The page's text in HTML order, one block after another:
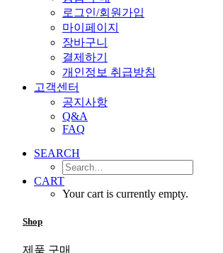
로그인/회원가입
마이페이지
장바구니
결제하기
개인정보 취급방침
고객센터
공지사항
Q&A
FAQ
SEARCH
CART
Your cart is currently empty.
Shop
제품 구매